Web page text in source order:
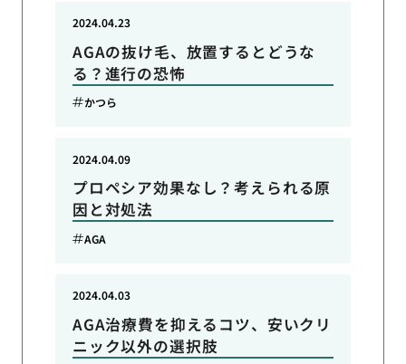
AGAの抜け毛、放置するとどうな
る？進行の恐怖
2024.04.23
かつら
プロペシア効果なし？考えられる原
因と対処法
2024.04.09
AGA
AGA治療費を抑えるコツ、安いクリ
ニック以外の選択肢
2024.04.03